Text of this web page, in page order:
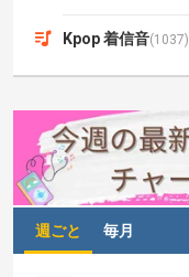
Kpop 着信音(1037)
週ごと 毎月